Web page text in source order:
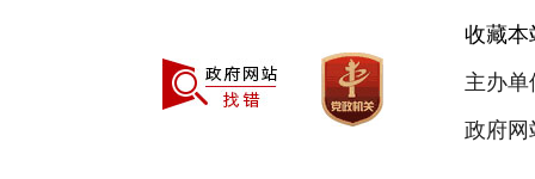
收藏本
主办
政府网